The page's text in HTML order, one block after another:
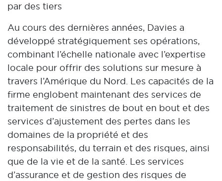
par des tiers
Au cours des dernières années, Davies a
développé stratégiquement ses opérations,
combinant l’échelle nationale avec l’expertise
locale pour offrir des solutions sur mesure à
travers l’Amérique du Nord. Les capacités de la
firme englobent maintenant des services de
traitement de sinistres de bout en bout et des
services d’ajustement des pertes dans les
domaines de la propriété et des
responsabilités, du terrain et des risques, ainsi
que de la vie et de la santé. Les services
d’assurance et de gestion des risques de